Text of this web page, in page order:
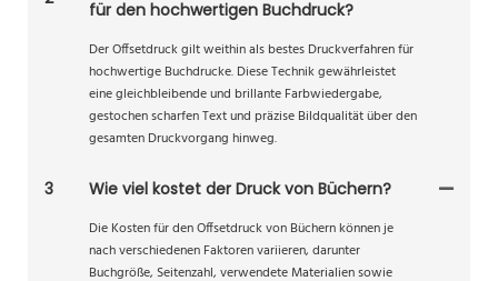
für den hochwertigen Buchdruck?
Der Offsetdruck gilt weithin als bestes Druckverfahren für
hochwertige Buchdrucke. Diese Technik gewährleistet
eine gleichbleibende und brillante Farbwiedergabe,
gestochen scharfen Text und präzise Bildqualität über den
gesamten Druckvorgang hinweg.
3
Wie viel kostet der Druck von Büchern?
Die Kosten für den Offsetdruck von Büchern können je
nach verschiedenen Faktoren variieren, darunter
Buchgröße, Seitenzahl, verwendete Materialien sowie